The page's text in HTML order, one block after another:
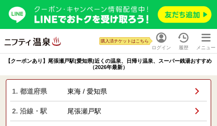
ログイン
購入済チケットはこちら
履歴 メニュー
【クーポンあり】尾張瀬戸駅(愛知県)近くの温泉、日帰り温泉、スーパー銭湯おすすめ
（2026年最新）
1. 都道府県 東海 / 愛知県
2. 沿線・駅 尾張瀬戸駅